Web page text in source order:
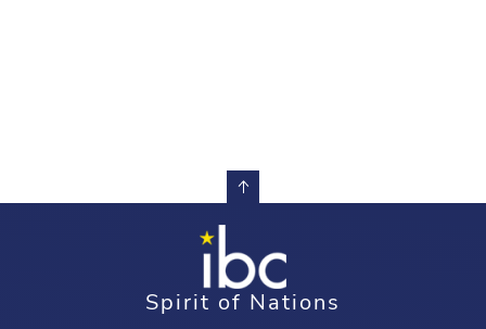
Spirit of Nations